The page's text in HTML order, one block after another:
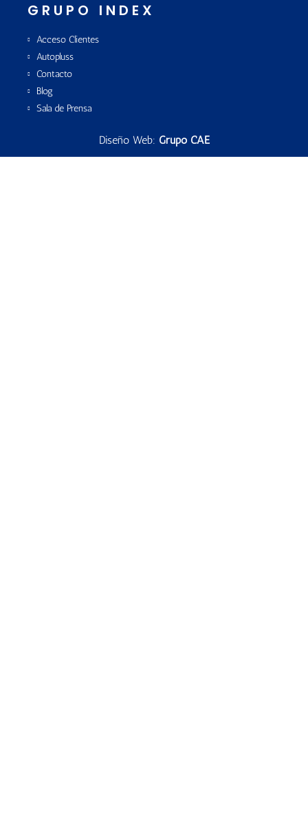
GRUPO INDEX
Acceso Clientes
Autopluss
Contacto
Blog
Sala de Prensa
Diseño Web: Grupo CAE